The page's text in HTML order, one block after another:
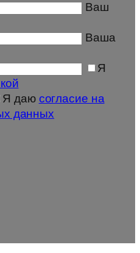
Ваш
Ваша
Я
Я даю согласие на
данных